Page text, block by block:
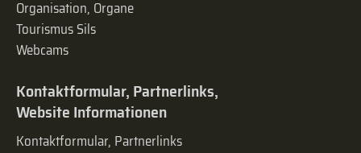
Organisation, Organe
Tourismus Sils
Webcams
Kontaktformular, Partnerlinks,
Website Informationen
Kontaktformular, Partnerlinks